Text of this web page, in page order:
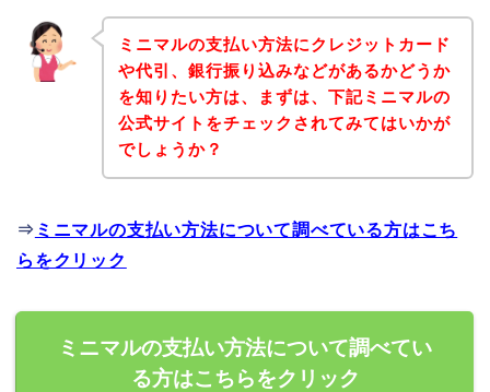
ミニマルの支払い方法にクレジットカード
や代引、銀行振り込みなどがあるかどうか
を知りたい方は、まずは、下記ミニマルの
公式サイトをチェックされてみてはいかが
でしょうか？
⇒ ミニマルの支払い方法について調べている方はこち
らをクリック
ミニマルの支払い方法について調べてい
る方はこちらをクリック